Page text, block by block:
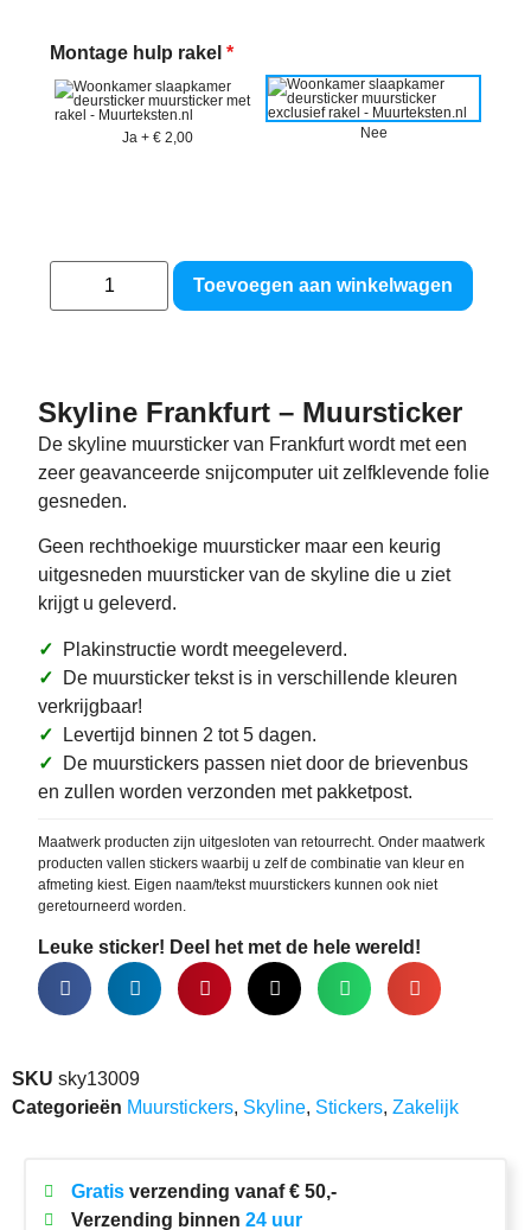
Montage hulp rakel *
Ja + € 2,00 Nee
Toevoegen aan winkelwagen
Skyline Frankfurt – Muursticker
De skyline muursticker van Frankfurt wordt met een
zeer geavanceerde snijcomputer uit zelfklevende folie
gesneden.
Geen rechthoekige muursticker maar een keurig
uitgesneden muursticker van de skyline die u ziet
krijgt u geleverd.
✓ Plakinstructie wordt meegeleverd.
✓ De muursticker tekst is in verschillende kleuren
verkrijgbaar!
✓ Levertijd binnen 2 tot 5 dagen.
✓ De muurstickers passen niet door de brievenbus
en zullen worden verzonden met pakketpost.
Maatwerk producten zijn uitgesloten van retourrecht. Onder maatwerk
producten vallen stickers waarbij u zelf de combinatie van kleur en
afmeting kiest. Eigen naam/tekst muurstickers kunnen ook niet
geretourneerd worden.
Leuke sticker! Deel het met de hele wereld!
SKU sky13009
Categorieën Muurstickers, Skyline, Stickers, Zakelijk
Gratisverzending vanaf € 50,-
Verzending binnen 24 uur